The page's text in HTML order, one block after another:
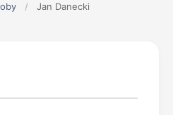
/ Jan Danecki